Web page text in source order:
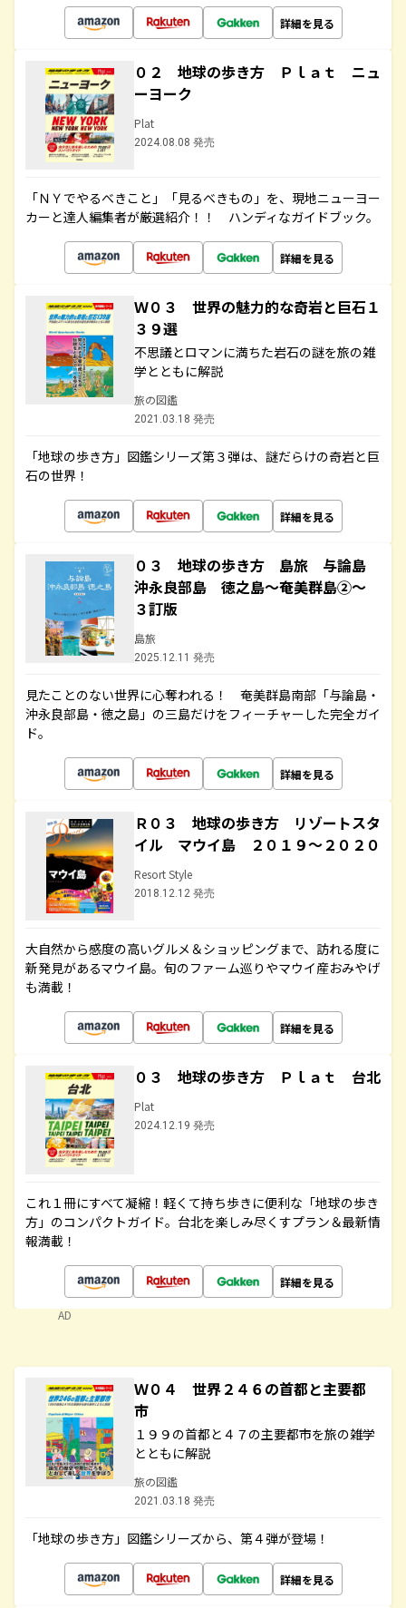
詳細を見る
０２ 地球の歩き方 Ｐｌａｔ ニュ
ーヨーク
Plat
2024.08.08 発売
「ＮＹでやるべきこと」「見るべきもの」を、現地ニューヨー
カーと達人編集者が厳選紹介！！ ハンディなガイドブック。
詳細を見る
Ｗ０３ 世界の魅力的な奇岩と巨石１
３９選
不思議とロマンに満ちた岩石の謎を旅の雑
学とともに解説
旅の図鑑
2021.03.18 発売
「地球の歩き方」図鑑シリーズ第３弾は、謎だらけの奇岩と巨
石の世界！
詳細を見る
０３ 地球の歩き方 島旅 与論島
沖永良部島 徳之島～奄美群島②～
３訂版
島旅
2025.12.11 発売
見たことのない世界に心奪われる！ 奄美群島南部「与論島・
沖永良部島・徳之島」の三島だけをフィーチャーした完全ガイ
ド。
詳細を見る
Ｒ０３ 地球の歩き方 リゾートスタ
イル マウイ島 ２０１９～２０２０
Resort Style
2018.12.12 発売
大自然から感度の高いグルメ＆ショッピングまで、訪れる度に
新発見があるマウイ島。旬のファーム巡りやマウイ産おみやげ
も満載！
詳細を見る
０３ 地球の歩き方 Ｐｌａｔ 台北
Plat
2024.12.19 発売
これ１冊にすべて凝縮！軽くて持ち歩きに便利な「地球の歩き
方」のコンパクトガイド。台北を楽しみ尽くすプラン＆最新情
報満載！
詳細を見る
AD
Ｗ０４ 世界２４６の首都と主要都
市
１９９の首都と４７の主要都市を旅の雑学
とともに解説
旅の図鑑
2021.03.18 発売
「地球の歩き方」図鑑シリーズから、第４弾が登場！
詳細を見る